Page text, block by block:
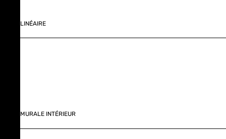
LINÉAIRE
MURALE INTÉRIEUR